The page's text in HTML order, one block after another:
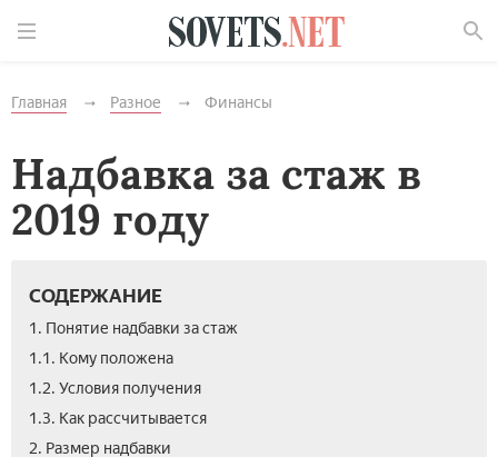
Главная Разное Финансы
Надбавка за стаж в
2019 году
СОДЕРЖАНИЕ
1. Понятие надбавки за стаж
1.1. Кому положена
1.2. Условия получения
1.3. Как рассчитывается
2. Размер надбавки